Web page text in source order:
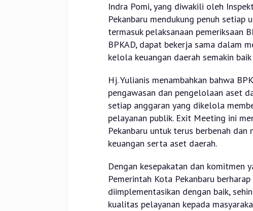
Indra Pomi, yang diwakili oleh
Pekanbaru mendukung penuh setiap
termasuk pelaksanaan pemeriksaan
BPKAD, dapat bekerja sama dalam
kelola keuangan daerah semakin
Hj. Yulianis menambahkan bahwa
pengawasan dan pengelolaan aset
setiap anggaran yang dikelola
pelayanan publik. Exit Meeting ini
Pekanbaru untuk terus berbenah
keuangan serta aset daerah.
Dengan kesepakatan dan
Pemerintah Kota Pekanbaru
diimplementasikan dengan baik,
kualitas pelayanan kepada